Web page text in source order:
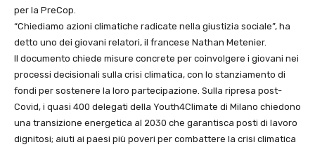
per la PreCop.
“Chiediamo azioni climatiche radicate nella giustizia sociale”, ha
detto uno dei giovani relatori, il francese Nathan Metenier.
Il documento chiede misure concrete per coinvolgere i giovani nei
processi decisionali sulla crisi climatica, con lo stanziamento di
fondi per sostenere la loro partecipazione. Sulla ripresa post-
Covid, i quasi 400 delegati della Youth4Climate di Milano chiedono
una transizione energetica al 2030 che garantisca posti di lavoro
dignitosi; aiuti ai paesi più poveri per combattere la crisi climatica